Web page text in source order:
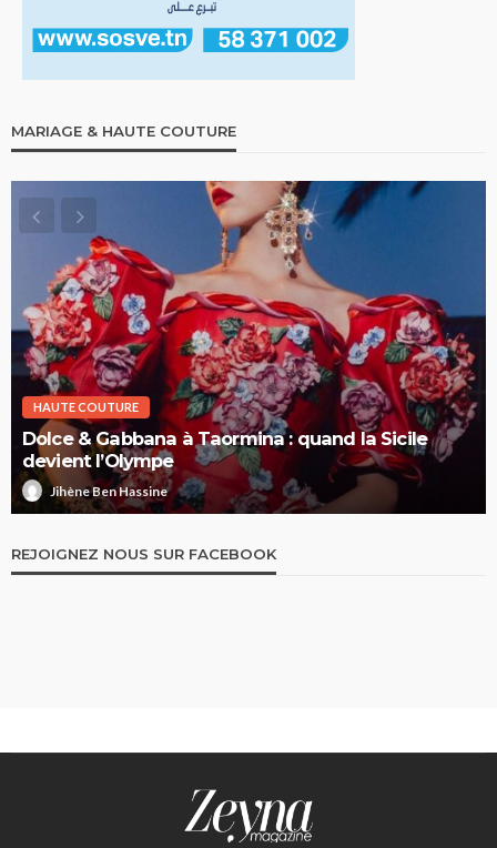
MARIAGE & HAUTE COUTURE
HAUTE COUTURE
Dolce & Gabbana à Taormina : quand la Sicile
devient l’Olympe
Jihène Ben Hassine
REJOIGNEZ NOUS SUR FACEBOOK